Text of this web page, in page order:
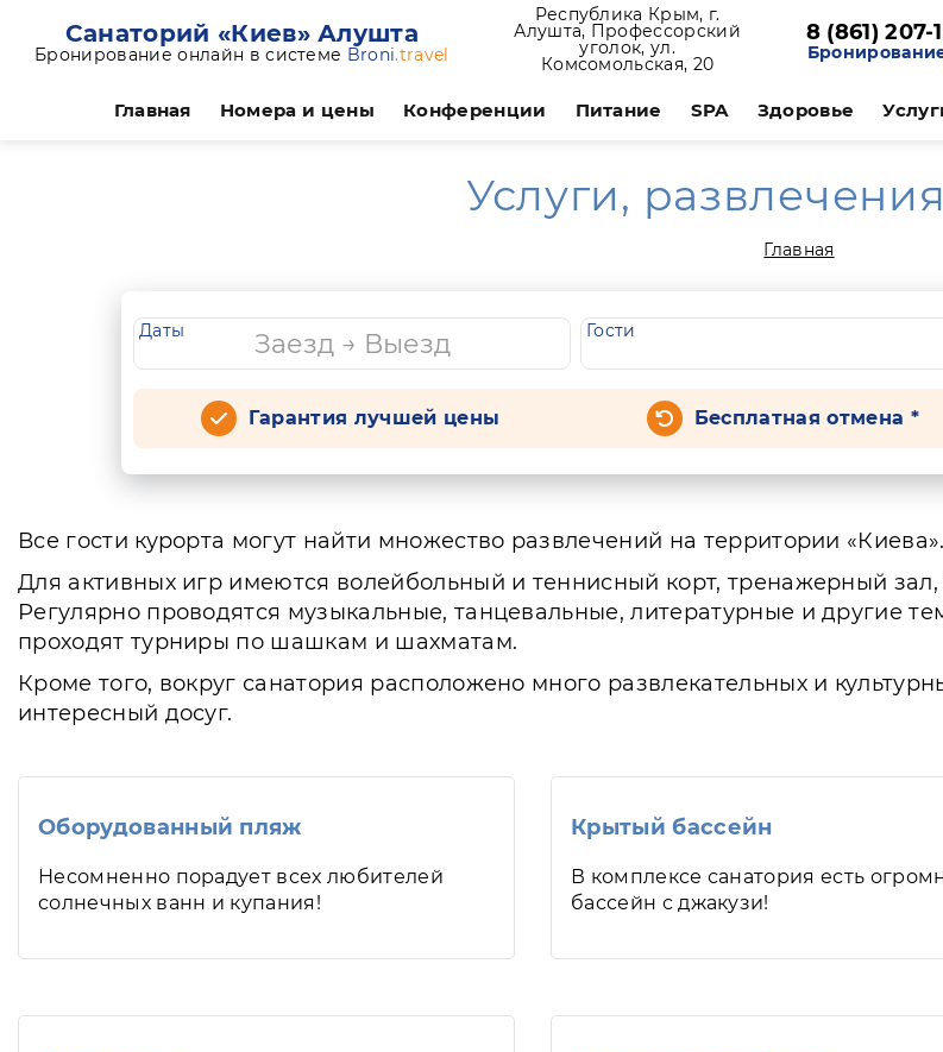
Санаторий «Киев» Алушта
Бронирование онлайн в системе Broni.travel
Республика Крым, г.
Алушта, Профессорский
уголок, ул.
Комсомольская, 20
8 (861) 207-
Главная Номера и цены Конференции Питание SPA Здоровье
Услуги,
Главная
Даты Гости
Гарантия лучшей цены Бесплатная отмена *
Все гости курорта могут найти множество развлечений на территории «Киева».
Для активных игр имеются волейбольный и теннисный корт, тренажерный
Регулярно проводятся музыкальные, танцевальные, литературные и другие
проходят турниры по шашкам и шахматам.
Кроме того, вокруг санатория расположено много развлекательных и
интересный досуг.
Оборудованный пляж
Несомненно порадует всех любителей
солнечных ванн и купания!
Крытый бассейн
В комплексе санатория есть
бассейн с джакузи!